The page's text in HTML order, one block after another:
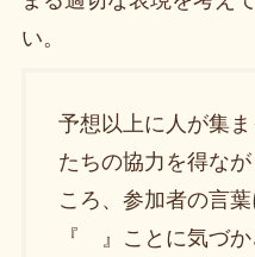
い。
予想以上に人が集
たちの協力を得な
ころ、参加者の言
『 』ことに気づ